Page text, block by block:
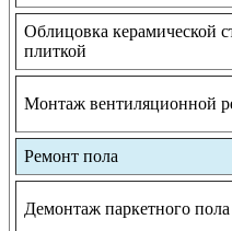
Облицовка керамической
плиткой
Монтаж вентиляционной
Ремонт пола
Демонтаж паркетного пола